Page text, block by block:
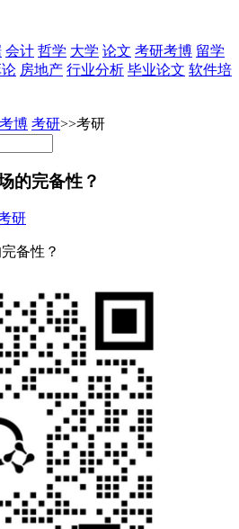
会计 哲学 大学 论文 考研考博 留学
房地产 行业分析 毕业论文 软件培
博 考研>>考研
的完备性？
研
备性？